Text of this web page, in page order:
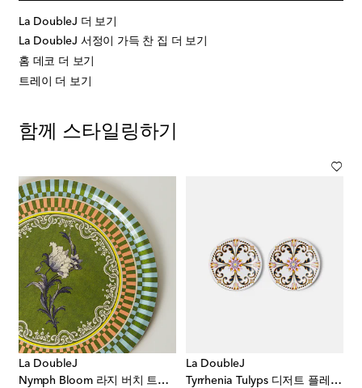
La DoubleJ 더 보기
La DoubleJ 서정이 가득 찬 집 더 보기
홈 데코 더 보기
트레이 더 보기
함께 스타일링하기
La DoubleJ
Nymph Bloom 라지 버치 트레이
La DoubleJ
Tyrrhenia Tulyps 디저트 플레이트 2세트